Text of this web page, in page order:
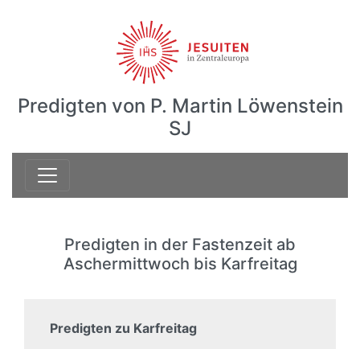
Predigten von P. Martin Löwenstein
SJ
Predigten in der Fastenzeit ab
Aschermittwoch bis Karfreitag
Predigten zu Karfreitag